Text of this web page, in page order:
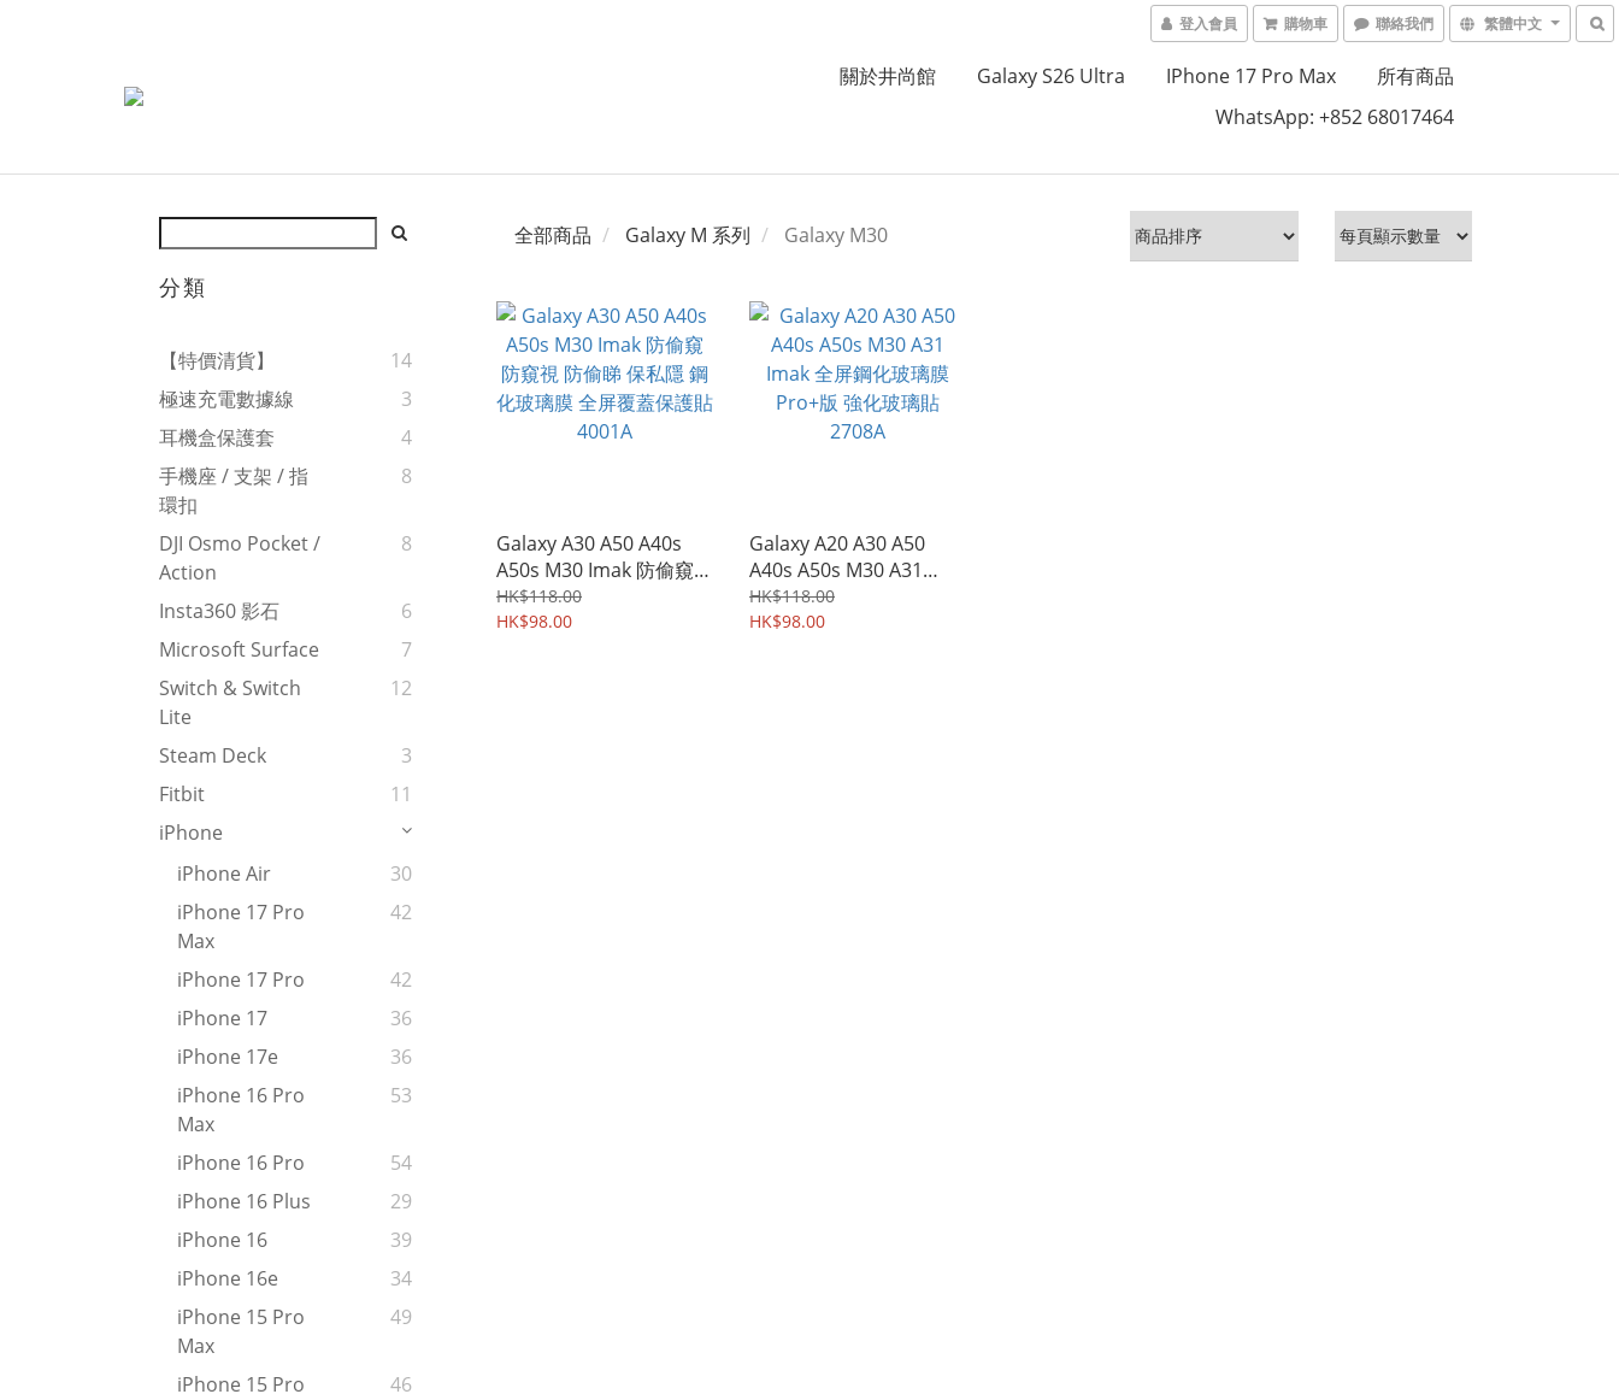
登入會員 購物車 聯絡我們 繁體中文
關於井尚館 Galaxy S26 Ultra IPhone 17 Pro Max
所有商品
WhatsApp: +852 68017464
分類
【特價清貨】
14
極速充電數據線
3
耳機盒保護套
4
手機座 / 支架 / 指
環扣
8
DJI Osmo Pocket /
Action
8
Insta360 影石
6
Microsoft Surface
7
Switch & Switch
Lite
12
Steam Deck
3
Fitbit
11
iPhone
iPhone Air
30
iPhone 17 Pro
Max
42
iPhone 17 Pro
42
iPhone 17
36
iPhone 17e
36
iPhone 16 Pro
Max
53
iPhone 16 Pro
54
iPhone 16 Plus
29
iPhone 16
39
iPhone 16e
34
iPhone 15 Pro
Max
49
iPhone 15 Pro
46
全部商品 Galaxy M 系列 Galaxy M30
Galaxy A30 A50 A40s
A50s M30 Imak 防偷窺
防窺視 防偷睇 保私隱 鋼
化玻璃膜 全屏覆蓋保護貼
HK$118.00
HK$98.00
Galaxy A20 A30 A50
A40s A50s M30 A31
Imak 全屏鋼化玻璃膜
Pro+版 強化玻璃貼
HK$118.00
HK$98.00